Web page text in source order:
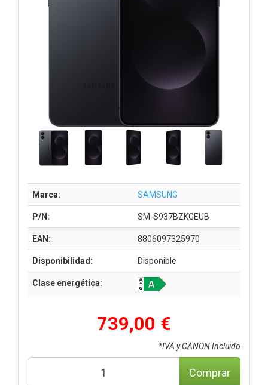
Marca: SAMSUNG
P/N: SM-S937BZKGEUB
EAN: 8806097325970
Disponibilidad: Disponible
Clase energética:
739,00 €
*IVA y CANON Incluido
Comprar